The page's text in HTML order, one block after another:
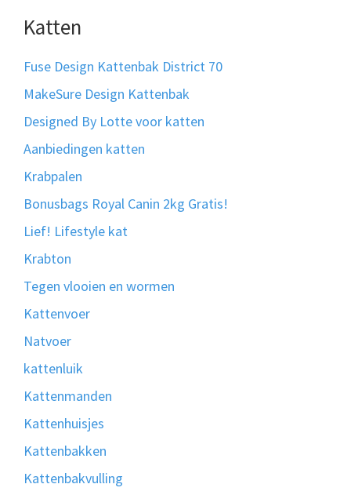
Katten
Fuse Design Kattenbak District 70
MakeSure Design Kattenbak
Designed By Lotte voor katten
Aanbiedingen katten
Krabpalen
Bonusbags Royal Canin 2kg Gratis!
Lief! Lifestyle kat
Krabton
Tegen vlooien en wormen
Kattenvoer
Natvoer
kattenluik
Kattenmanden
Kattenhuisjes
Kattenbakken
Kattenbakvulling